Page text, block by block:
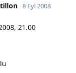
8 Eyl 2008
21.00